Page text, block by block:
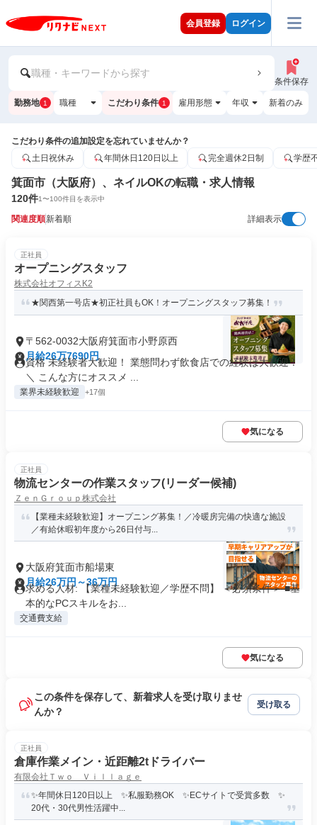
会員登録 ログイン
職種・キーワードから探す
条件保存
勤務地 1 職種 こだわり条件 1 雇用形態 年収 新着のみ
こだわり条件の追加設定を忘れていませんか？
土日祝休み
年間休日120日以上 完全週休2日制 学歴
箕面市（大阪府）、ネイルOKの転職・求人情報
120件1〜100件目を表示中
関連度順新着順 詳細表示
正社員
オープニングスタッフ
株式会社オフィスK2
★関西第一号店★初正社員もOK！オープニングスタッフ募集！
〒562-0032大阪府箕面市小野原西
月給26万7690円
資格 未経験者大歓迎！ 業態問わず飲食店での経験は大歓迎！
＼ こんな方にオススメ ...
業界未経験歓迎 +17個
気になる
正社員
物流センターの作業スタッフ(リーダー候補)
ＺｅｎＧｒｏｕｐ株式会社
【業種未経験歓迎】オープニング募集！／冷暖房完備の快適な施設
／有給休暇初年度から26日付与...
大阪府箕面市船場東
月給26万円～36万円
求める人材: 【業種未経験歓迎／学歴不問】 ＜必須条件＞ ■基
本的なPCスキルをお...
交通費支給
気になる
この条件を保存して、新着求人を受け取りませ
んか？
受け取る
正社員
倉庫作業メイン・近距離2tドライバー
有限会社Ｔｗｏ Ｖｉｌｌａｇｅ
✨年間休日120日以上 ✨私服勤務OK ✨ECサイトで受賞多数 ✨
20代・30代男性活躍中...